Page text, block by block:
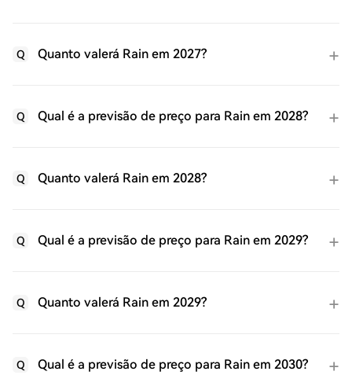
Q Quanto valerá Rain em 2027?
Q Qual é a previsão de preço para Rain em 2028?
Q Quanto valerá Rain em 2028?
Q Qual é a previsão de preço para Rain em 2029?
Q Quanto valerá Rain em 2029?
Q Qual é a previsão de preço para Rain em 2030?